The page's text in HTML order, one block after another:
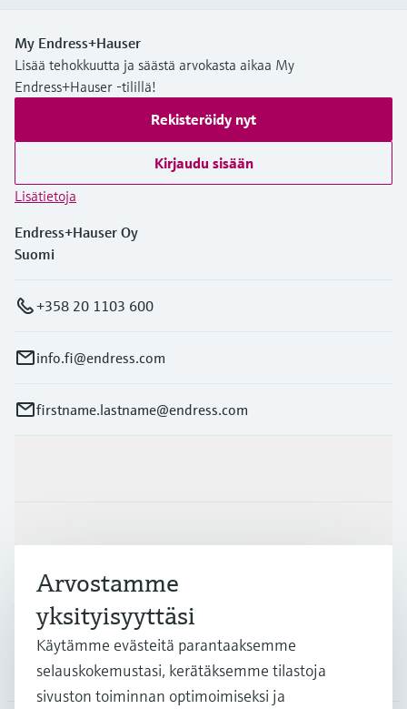
My Endress+Hauser
Lisää tehokkuutta ja säästä arvokasta aikaa My
Endress+Hauser -tilillä!
Rekisteröidy nyt
Kirjaudu sisään
Lisätietoja
Endress+Hauser Oy
Suomi
+358 20 1103 600
info.fi@endress.com
firstname.lastname@endress.com
Yritys
Arvostamme
yksityisyyttäsi
Käytämme evästeitä parantaaksemme
selauskokemustasi, kerätäksemme tilastoja
sivuston toiminnan optimoimiseksi ja